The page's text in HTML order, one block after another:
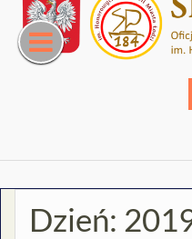
content
Dzień: